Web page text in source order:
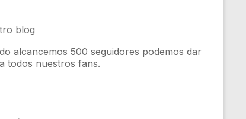
blog
alcancemos 500 seguidores podemos dar
todos nuestros fans.